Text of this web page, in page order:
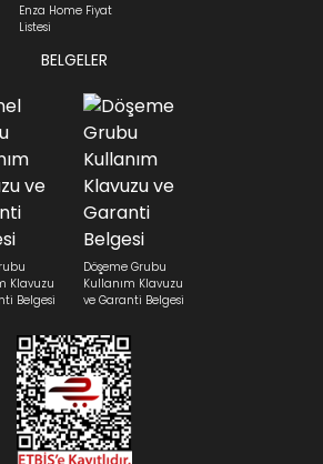
Enza Home Fiyat
Listesi
BELGELER
Klavuzu
Belgesi
Döşeme Grubu
Kullanım Klavuzu
ve Garanti Belgesi